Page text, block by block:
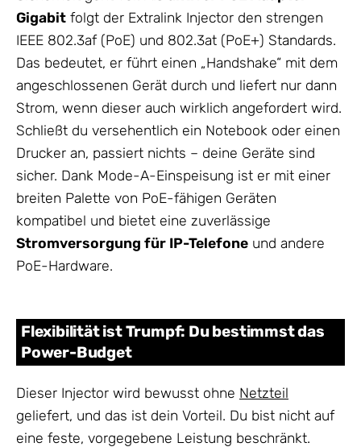
Gigabit folgt der Extralink Injector den strengen
IEEE 802.3af (PoE) und 802.3at (PoE+) Standards.
Das bedeutet, er führt einen „Handshake“ mit dem
angeschlossenen Gerät durch und liefert nur dann
Strom, wenn dieser auch wirklich angefordert wird.
Schließt du versehentlich ein Notebook oder einen
Drucker an, passiert nichts – deine Geräte sind
sicher. Dank Mode-A-Einspeisung ist er mit einer
breiten Palette von PoE-fähigen Geräten
kompatibel und bietet eine zuverlässige
Stromversorgung für IP-Telefone und andere
PoE-Hardware.
Flexibilität ist Trumpf: Du bestimmst das
Power-Budget
Dieser Injector wird bewusst ohne Netzteil
geliefert, und das ist dein Vorteil. Du bist nicht auf
eine feste, vorgegebene Leistung beschränkt.